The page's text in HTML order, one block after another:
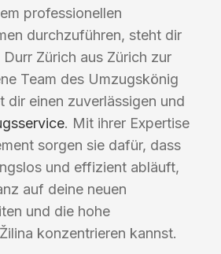
professionellen
durchzuführen, steht dir
Zürich aus Zürich zur
Team des Umzugskönig
dir einen zuverlässigen und
. Mit ihrer Expertise
sorgen sie dafür, dass
und effizient abläuft,
auf deine neuen
und die hohe
konzentrieren kannst.